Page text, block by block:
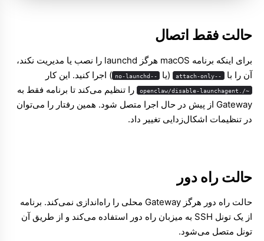
حالت فقط اتصال
برای اینکه برنامه macOS هرگز launchd را نصب یا مدیریت نکند،
آن را با
--attach-only (یا --no-launchd ) اجرا کنید. این کار
~/.openclaw/disable-launchagent
را تنظیم می‌کند تا برنامه فقط به
Gateway از پیش در حال اجرا متصل شود. همین رفتار را می‌توان
در تنظیمات اشکال‌زدایی تغییر داد.
حالت راه دور
حالت راه دور هرگز Gateway محلی را راه‌اندازی نمی‌کند. برنامه
از یک تونل SSH به میزبان راه دور استفاده می‌کند و از طریق آن
تونل متصل می‌شود.